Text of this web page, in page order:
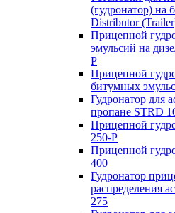
(гудронатор) на
Distributor
Прицепной
эмульсий на
Р
Прицепной
битумных
Гудронатор для
пропане STRD
Прицепной
250-P
Прицепной
400
Гудронатор
распределения
275